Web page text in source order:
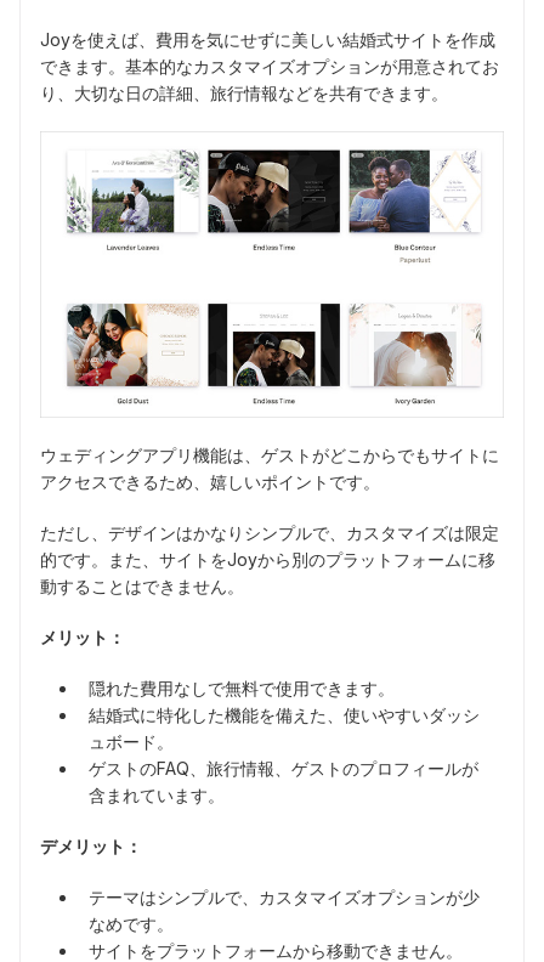
Joyを使えば、費用を気にせずに美しい結婚式サイトを作成
できます。基本的なカスタマイズオプションが用意されてお
り、大切な日の詳細、旅行情報などを共有できます。
ウェディングアプリ機能は、ゲストがどこからでもサイトに
アクセスできるため、嬉しいポイントです。
ただし、デザインはかなりシンプルで、カスタマイズは限定
的です。また、サイトをJoyから別のプラットフォームに移
動することはできません。
メリット：
隠れた費用なしで無料で使用できます。
結婚式に特化した機能を備えた、使いやすいダッシ
ュボード。
ゲストのFAQ、旅行情報、ゲストのプロフィールが
含まれています。
デメリット：
テーマはシンプルで、カスタマイズオプションが少
なめです。
サイトをプラットフォームから移動できません。